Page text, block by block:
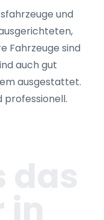
und
Fahrzeuge sind
auch gut
ausgestattet.
professionell.